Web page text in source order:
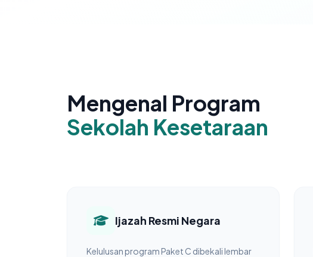
Mengenal Program
Sekolah Kesetaraan
Ijazah Resmi Negara
Kelulusan program Paket C dibekali lembar